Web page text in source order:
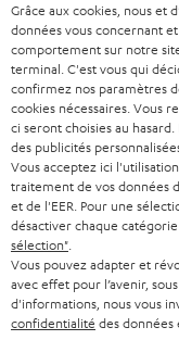
Teufel adhère à la Fédération
qualité. La Fevad est
Le Blog Teufel
Technologies
Grâce aux cookies, nous et
données vous concernant
comportement sur notre
terminal. C'est vous qui
confirmez nos paramètres
cookies nécessaires. Vous
ci seront choisies au
des publicités
Vous acceptez ici
traitement de vos données
et de l'EER. Pour une
désactiver chaque
sélection"
Vous pouvez adapter et
avec effet pour l’avenir,
d'informations, nous vous
confidentialité des données